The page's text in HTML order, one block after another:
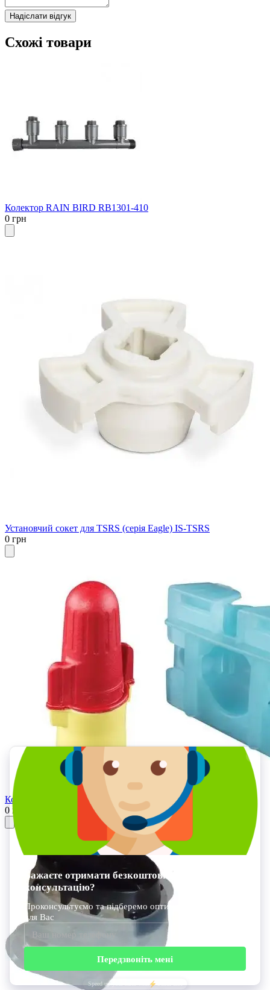
Надіслати відгук
Схожі товари
Колектор RAIN BIRD RB1301-410
0 грн
Установчий сокет для TSRS (серія Eagle) IS-TSRS
0 грн
Конектор RAIN BIRD DBRY-6
0 грн